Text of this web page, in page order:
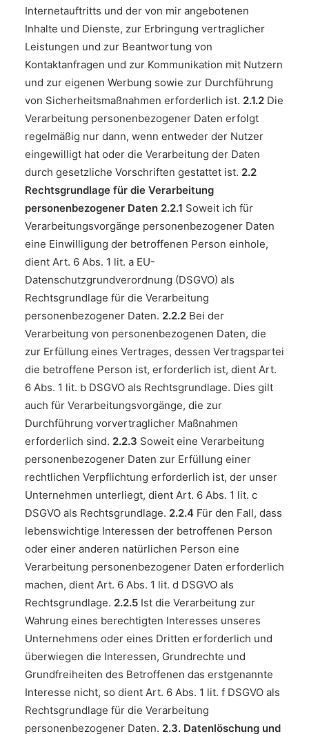
Internetauftritts und der von mir angebotenen
Inhalte und Dienste, zur Erbringung vertraglicher
Leistungen und zur Beantwortung von
Kontaktanfragen und zur Kommunikation mit Nutzern
und zur eigenen Werbung sowie zur Durchführung
von Sicherheitsmaßnahmen erforderlich ist. 2.1.2 Die
Verarbeitung personenbezogener Daten erfolgt
regelmäßig nur dann, wenn entweder der Nutzer
eingewilligt hat oder die Verarbeitung der Daten
durch gesetzliche Vorschriften gestattet ist. 2.2
Rechtsgrundlage für die Verarbeitung
personenbezogener Daten 2.2.1 Soweit ich für
Verarbeitungsvorgänge personenbezogener Daten
eine Einwilligung der betroffenen Person einhole,
dient Art. 6 Abs. 1 lit. a EU-
Datenschutzgrundverordnung (DSGVO) als
Rechtsgrundlage für die Verarbeitung
personenbezogener Daten. 2.2.2 Bei der
Verarbeitung von personenbezogenen Daten, die
zur Erfüllung eines Vertrages, dessen Vertragspartei
die betroffene Person ist, erforderlich ist, dient Art.
6 Abs. 1 lit. b DSGVO als Rechtsgrundlage. Dies gilt
auch für Verarbeitungsvorgänge, die zur
Durchführung vorvertraglicher Maßnahmen
erforderlich sind. 2.2.3 Soweit eine Verarbeitung
personenbezogener Daten zur Erfüllung einer
rechtlichen Verpflichtung erforderlich ist, der unser
Unternehmen unterliegt, dient Art. 6 Abs. 1 lit. c
DSGVO als Rechtsgrundlage. 2.2.4 Für den Fall, dass
lebenswichtige Interessen der betroffenen Person
oder einer anderen natürlichen Person eine
Verarbeitung personenbezogener Daten erforderlich
machen, dient Art. 6 Abs. 1 lit. d DSGVO als
Rechtsgrundlage. 2.2.5 Ist die Verarbeitung zur
Wahrung eines berechtigten Interesses unseres
Unternehmens oder eines Dritten erforderlich und
überwiegen die Interessen, Grundrechte und
Grundfreiheiten des Betroffenen das erstgenannte
Interesse nicht, so dient Art. 6 Abs. 1 lit. f DSGVO als
Rechtsgrundlage für die Verarbeitung
personenbezogener Daten. 2.3. Datenlöschung und